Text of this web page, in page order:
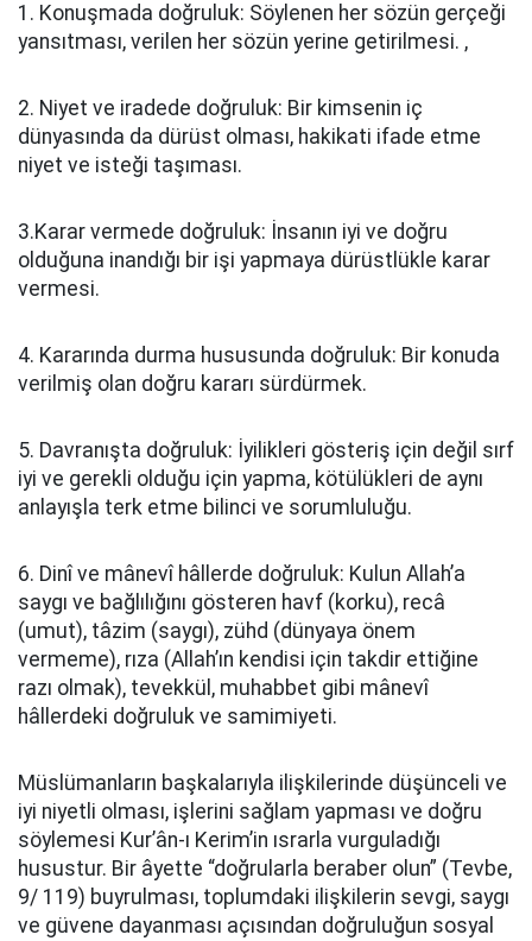
1. Konuşmada doğruluk: Söylenen her sözün gerçeği
yansıtması, verilen her sözün yerine getirilmesi. ,
2. Niyet ve iradede doğruluk: Bir kimsenin iç
dünyasında da dürüst olması, hakikati ifade etme
niyet ve isteği taşıması.
3.Karar vermede doğruluk: İnsanın iyi ve doğru
olduğuna inandığı bir işi yapmaya dürüstlükle karar
vermesi.
4. Kararında durma hususunda doğruluk: Bir konuda
verilmiş olan doğru kararı sürdürmek.
5. Davranışta doğruluk: İyilikleri gösteriş için değil sırf
iyi ve gerekli olduğu için yapma, kötülükleri de aynı
anlayışla terk etme bilinci ve sorumluluğu.
6. Dinî ve mânevî hâllerde doğruluk: Kulun Allah’a
saygı ve bağlılığını gösteren havf (korku), recâ
(umut), tâzim (saygı), zühd (dünyaya önem
vermeme), rıza (Allah’ın kendisi için takdir ettiğine
razı olmak), tevekkül, muhabbet gibi mânevî
hâllerdeki doğruluk ve samimiyeti.
Müslümanların başkalarıyla ilişkilerinde düşünceli ve
iyi niyetli olması, işlerini sağlam yapması ve doğru
söylemesi Kur’ân-ı Kerim’in ısrarla vurguladığı
husustur. Bir âyette “doğrularla beraber olun” (Tevbe,
9/ 119) buyrulması, toplumdaki ilişkilerin sevgi, saygı
ve güvene dayanması açısından doğruluğun sosyal